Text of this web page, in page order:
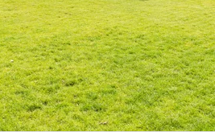
Sommerhus på Holmsland Klit
Sommerhuse på Holmsland
Sommerhuse i Hvide Sande
Sommerhuse i Jegum
Sommerhuse i Klegod
partnerfordeleFordele hos os